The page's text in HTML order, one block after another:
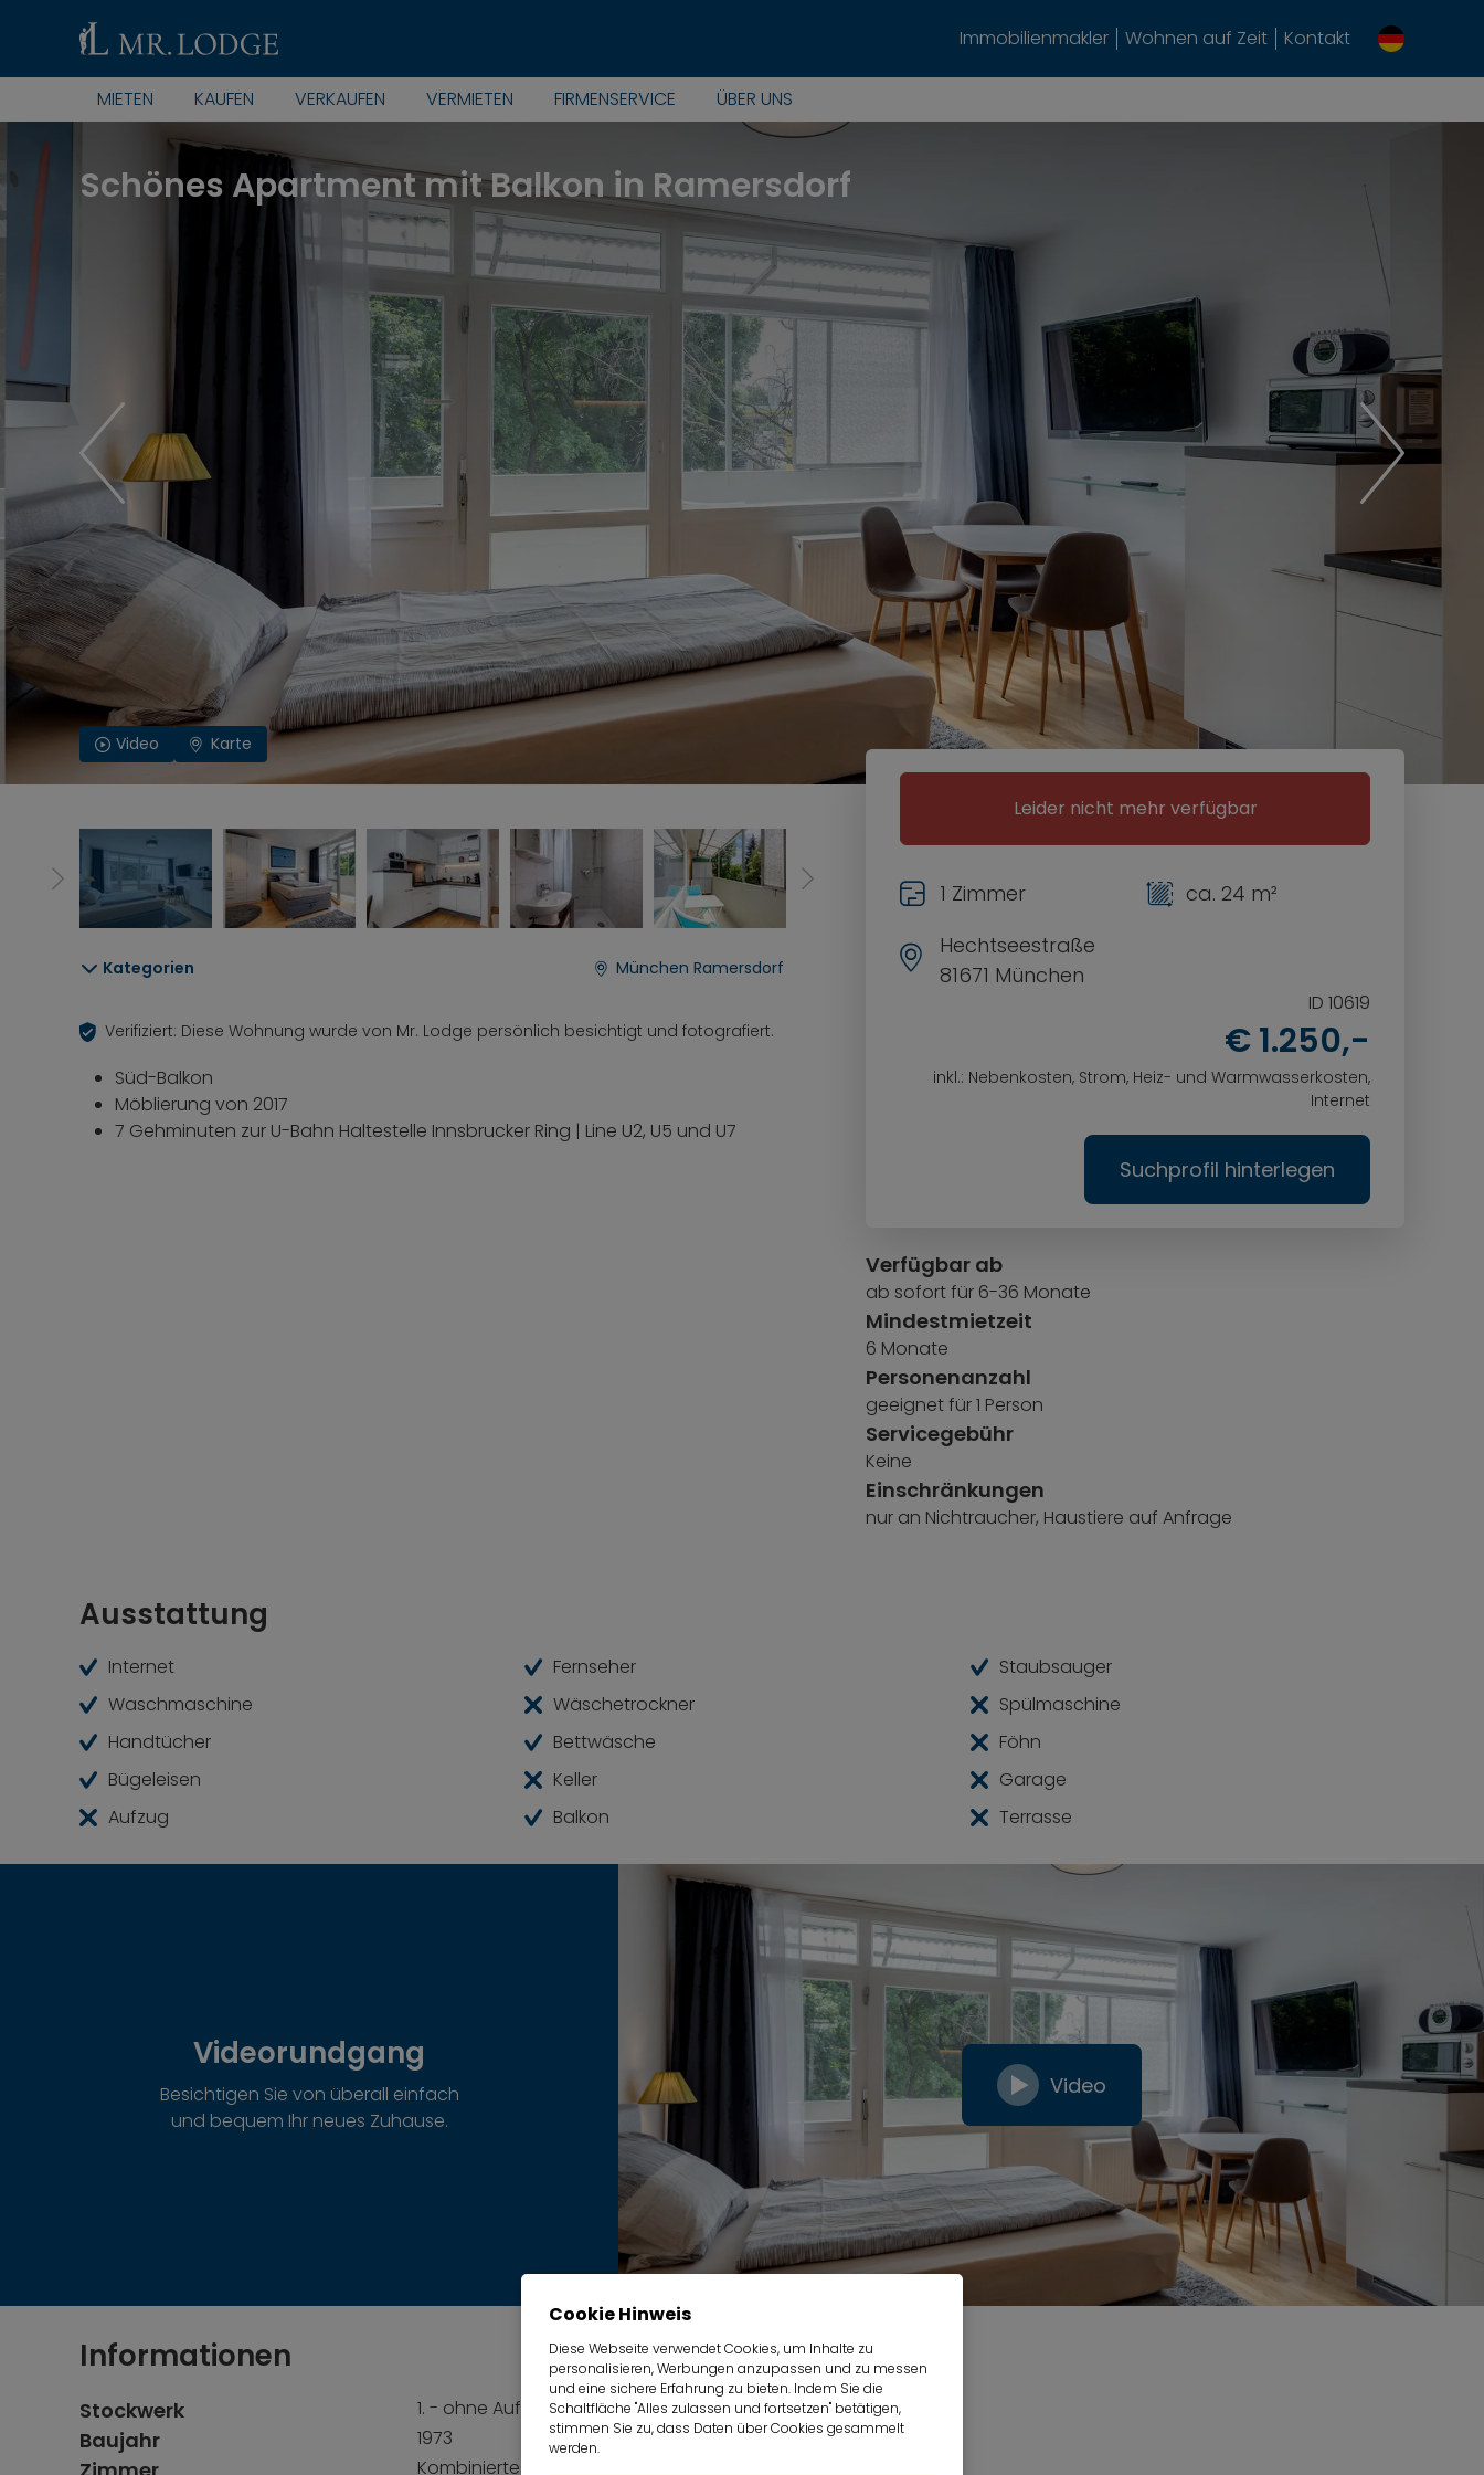
Immobilienmakler Wohnen auf Zeit Kontakt
MIETEN KAUFEN VERKAUFEN VERMIETEN FIRMENSERVICE ÜBER UNS
Schönes Apartment mit Balkon in Ramersdorf
Video Karte
Leider nicht mehr verfügbar
Hechtseestraße
81671 München
ID 10619
€ 1.250,-
inkl.: Nebenkosten, Strom, Heiz- und Warmwasserkosten,
Internet
1 Zimmer ca. 24 m²
Suchprofil hinterlegen
Verfügbar ab
ab sofort für 6-36 Monate
Mindestmietzeit
6 Monate
Personenanzahl
geeignet für 1 Person
Servicegebühr
Keine
Einschränkungen
nur an Nichtraucher, Haustiere auf Anfrage
Videorundgang
Besichtigen Sie von überall einfach
und bequem Ihr neues Zuhause.
Video
Kategorien München Ramersdorf
Verifiziert: Diese Wohnung wurde von Mr. Lodge persönlich besichtigt und fotografiert.
Süd-Balkon
Möblierung von 2017
7 Gehminuten zur U-Bahn Haltestelle Innsbrucker Ring | Line U2, U5 und U7
Ausstattung
Internet Fernseher
Staubsauger
Waschmaschine
Wäschetrockner
Spülmaschine
Handtücher
Bettwäsche
Föhn
Bügeleisen
Keller
Garage
Aufzug
Balkon Terrasse
Informationen
Stockwerk 1. - ohne Aufzug
Baujahr 1973
Kombiniertes Wohn-/Schlafzimmer:
Cookie Hinweis
Diese Webseite verwendet Cookies, um Inhalte zu
personalisieren, Werbungen anzupassen und zu messen
und eine sichere Erfahrung zu bieten. Indem Sie die
Schaltfläche "Alles zulassen und fortsetzen" betätigen,
stimmen Sie zu, dass Daten über Cookies gesammelt
werden.